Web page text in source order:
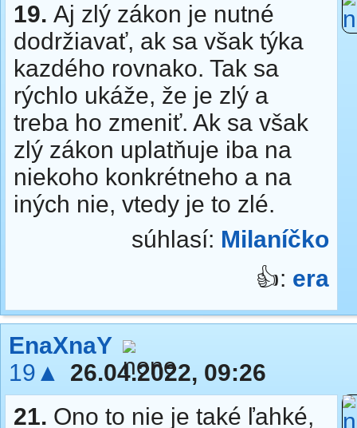
19. Aj zlý zákon je nutné
dodržiavať, ak sa však týka
kazdého rovnako. Tak sa
rýchlo ukáže, že je zlý a
treba ho zmeniť. Ak sa však
zlý zákon uplatňuje iba na
niekoho konkrétneho a na
iných nie, vtedy je to zlé.
súhlasí: Milaníčko
👍: era
EnaXnaY
19▲
26.04.2022, 09:26
21. Ono to nie je také ľahké,